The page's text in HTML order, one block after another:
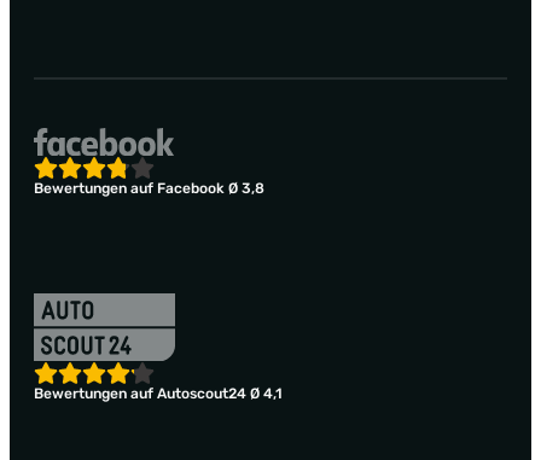
Bewertungen auf Facebook Ø 3,8
Bewertungen auf Autoscout24 Ø 4,1